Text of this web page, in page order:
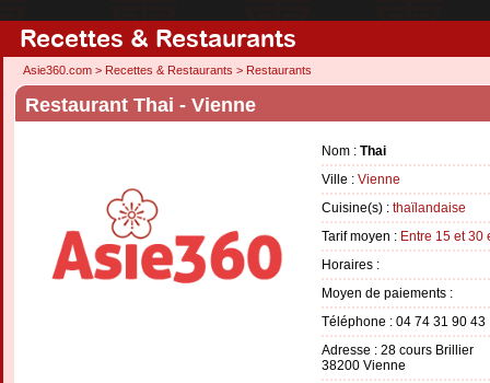
Recettes & Restaurants
Asie360.com > Recettes & Restaurants > Restaurants
Restaurant Thai - Vienne
Nom : Thai
Ville : Vienne
Cuisine(s) : thaïlandaise
Tarif moyen : Entre 15 et 30
Horaires :
Moyen de paiements :
Téléphone : 04 74 31 90 43
Adresse : 28 cours Brillier
38200 Vienne